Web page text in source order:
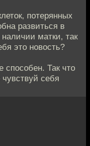
потерянных
развиться в
матки, так
это новость?
способен. Так что
себя